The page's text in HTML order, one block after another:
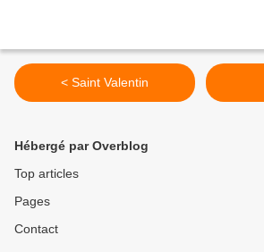
< Saint Valentin
Hébergé par Overblog
Top articles
Pages
Contact